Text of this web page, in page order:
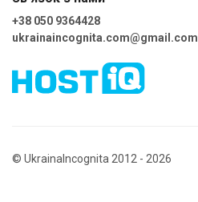
+38 050 9364428
ukrainaincognita.com@gmail.com
© UkrainaIncognita 2012 - 2026